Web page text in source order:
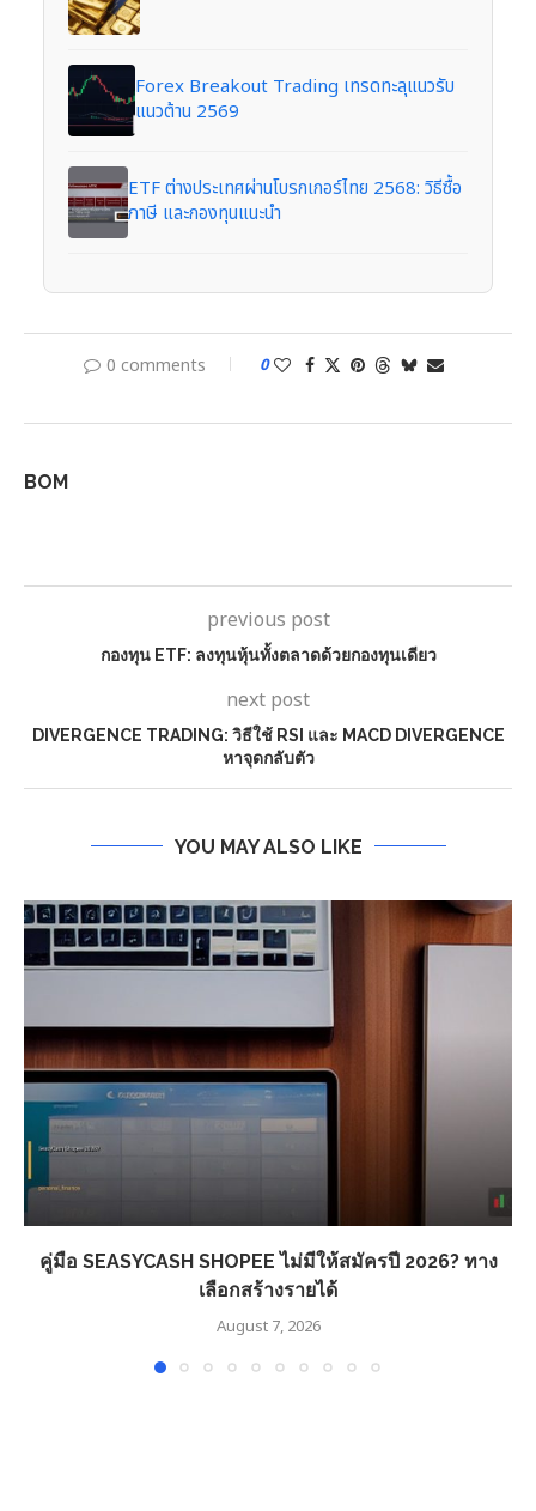
Forex Breakout Trading เทรดทะลุแนวรับ
แนวต้าน 2569
ETF ต่างประเทศผ่านโบรกเกอร์ไทย 2568: วิธีซื้อ
ภาษี และกองทุนแนะนำ
0 comments 0
BOM
previous post
กองทุน ETF: ลงทุนหุ้นทั้งตลาดด้วยกองทุนเดียว
next post
DIVERGENCE TRADING: วิธีใช้ RSI และ MACD DIVERGENCE
หาจุดกลับตัว
YOU MAY ALSO LIKE
คู่มือ SEASYCASH SHOPEE ไม่มีให้สมัครปี 2026? ทาง
เลือกสร้างรายได้
August 7, 2026